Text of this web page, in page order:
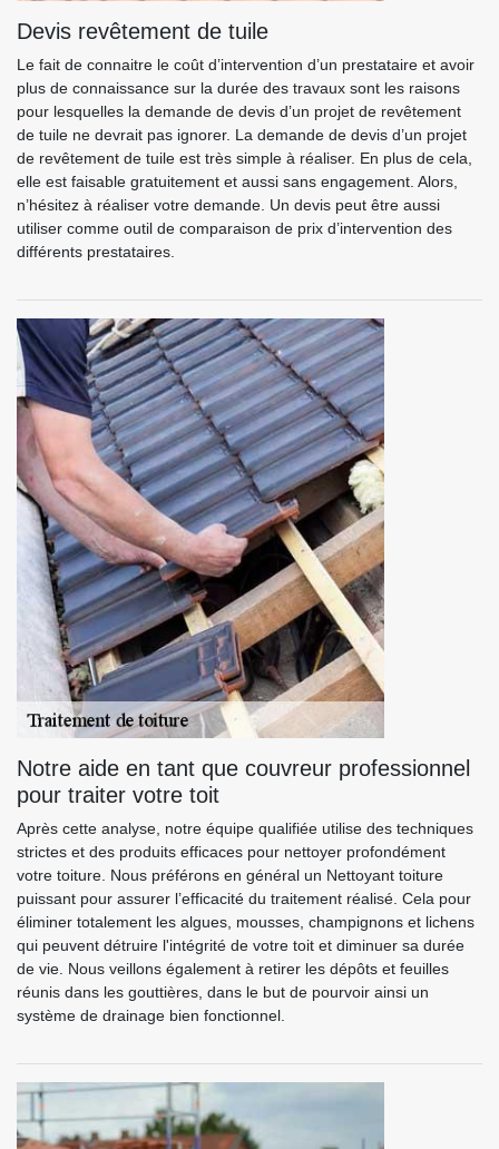
Devis revêtement de tuile
Le fait de connaitre le coût d’intervention d’un prestataire et avoir
plus de connaissance sur la durée des travaux sont les raisons
pour lesquelles la demande de devis d’un projet de revêtement
de tuile ne devrait pas ignorer. La demande de devis d’un projet
de revêtement de tuile est très simple à réaliser. En plus de cela,
elle est faisable gratuitement et aussi sans engagement. Alors,
n’hésitez à réaliser votre demande. Un devis peut être aussi
utiliser comme outil de comparaison de prix d’intervention des
différents prestataires.
Notre aide en tant que couvreur professionnel
pour traiter votre toit
Après cette analyse, notre équipe qualifiée utilise des techniques
strictes et des produits efficaces pour nettoyer profondément
votre toiture. Nous préférons en général un Nettoyant toiture
puissant pour assurer l’efficacité du traitement réalisé. Cela pour
éliminer totalement les algues, mousses, champignons et lichens
qui peuvent détruire l'intégrité de votre toit et diminuer sa durée
de vie. Nous veillons également à retirer les dépôts et feuilles
réunis dans les gouttières, dans le but de pourvoir ainsi un
système de drainage bien fonctionnel.